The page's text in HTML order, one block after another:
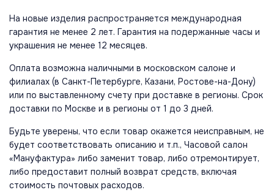
На новые изделия распространяется международная
гарантия не менее 2 лет. Гарантия на подержанные часы и
украшения не менее 12 месяцев.
Оплата возможна наличными в московском салоне и
филиалах (в Санкт-Петербурге, Казани, Ростове-на-Дону)
или по выставленному счету при доставке в регионы. Срок
доставки по Москве и в регионы от 1 до 3 дней.
Будьте уверены, что если товар окажется неисправным, не
будет соответствовать описанию и т.п., Часовой салон
«Мануфактура» либо заменит товар, либо отремонтирует,
либо предоставит полный возврат средств, включая
стоимость почтовых расходов.